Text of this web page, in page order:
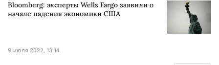
Bloomberg: эксперты Wells Fargo заявили о
начале падения экономики США
9 июля 2022, 13:14